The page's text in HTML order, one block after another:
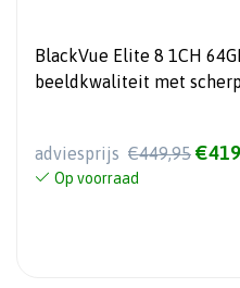
BlackVue Elite 8 1CH
beeldkwaliteit met
adviesprijs €449,95
Op voorraad